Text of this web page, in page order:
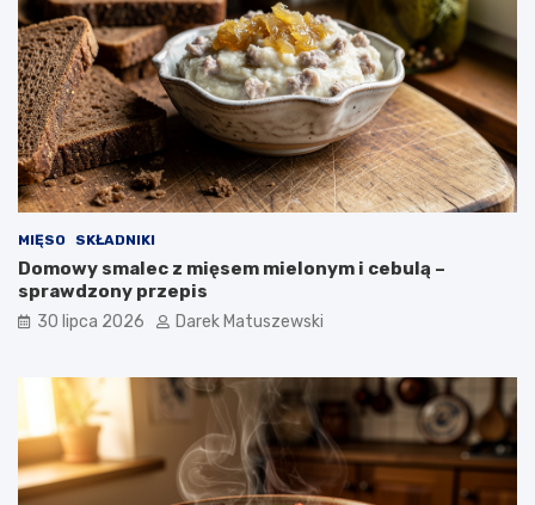
MIĘSO SKŁADNIKI
Domowy smalec z mięsem mielonym i cebulą –
sprawdzony przepis
30 lipca 2026 Darek Matuszewski